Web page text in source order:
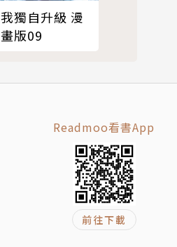
我獨自升級 漫
畫版09
Readmoo看書App
前往下載